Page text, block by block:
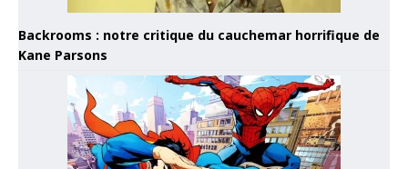
Backrooms : notre critique du cauchemar horrifique de
Kane Parsons